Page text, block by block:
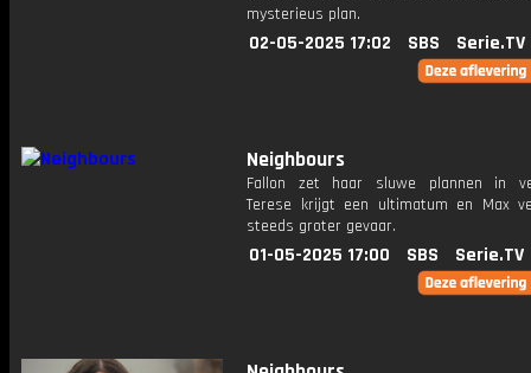
mysterieus plan.
02-05-2025 17:02 SBS Serie.TV
Neighbours
Fallon zet haar sluwe plannen in
Terese krijgt een ultimatum en Max
steeds groter gevaar.
01-05-2025 17:00 SBS Serie.TV